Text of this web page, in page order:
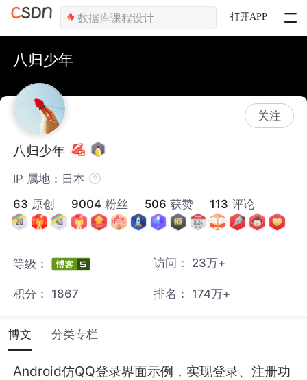
打开APP
八归少年
关注
八归少年
IP 属地：日本
63 原创 9004 粉丝 506 获赞 113 评论
等级： 访问： 23万+
积分： 1867 排名： 174万+
博文 分类专栏
Android仿QQ登录界面示例，实现登录、注册功